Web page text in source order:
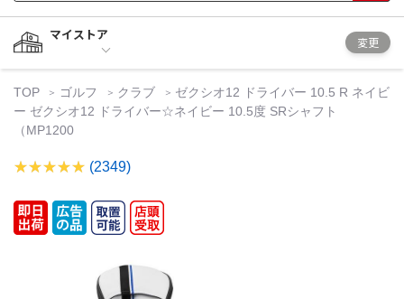
マイストア
変更
TOP ゴルフ クラブ
ゼクシオ12 ドライバー 10.5 R ネイビ
ー ゼクシオ12 ドライバー☆ネイビー 10.5度 SRシャフト
（MP1200
(2349)